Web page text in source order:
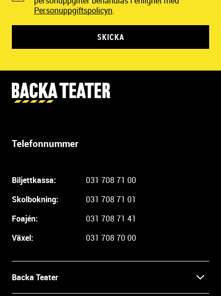
Personuppgiftspolicyn.
SKICKA
Telefonnummer
Biljettkassa:
031 708 71 00
Skolbokning:
031 708 71 01
Foajén:
031 708 71 41
Växel:
031 708 70 00
Backa Teater